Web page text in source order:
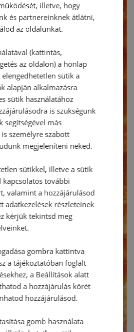
illetve, hogy
és partnereinknek átlátni,
az oldalunkat.
(kattintás,
az oldalon) a honlap
sütik a
alapján alkalmazásra
sütik használatához
is szükségünk
segítségével más
személyre szabott
megjeleníteni neked.
sütikkel, illetve a sütik
kapcsolatos további
valamint a hozzájárulásod
adatkezelések részleteinek
kérjük tekintsd meg
gombra kattintva
a tájékoztatóban foglalt
a Beállítások alatt
a hozzájárulás körét
hozzájárulásod.
gomb használata